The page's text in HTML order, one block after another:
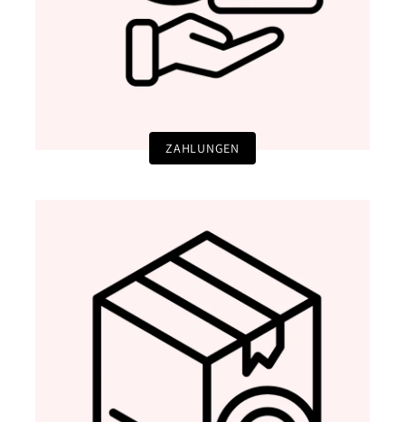
ZAHLUNGEN